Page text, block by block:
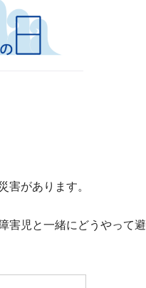
害があります。
害児と一緒にどうやって避